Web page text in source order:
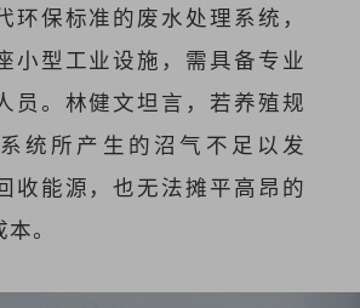
环保标准的废水处理系统，
小型工业设施，需具备专业
员。林健文坦言，若养殖规
统所产生的沼气不足以发
收能源，也无法摊平高昂的
。